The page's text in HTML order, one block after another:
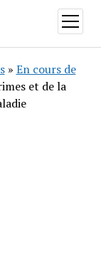
ouvrir
menu
» En cours de
et de la